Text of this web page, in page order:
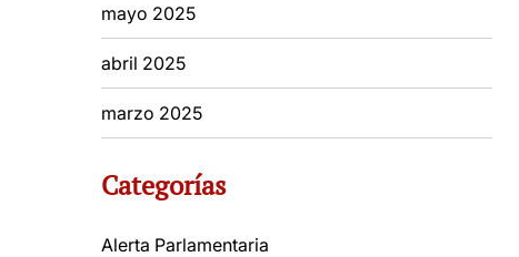
mayo 2025
abril 2025
marzo 2025
Categorías
Alerta Parlamentaria